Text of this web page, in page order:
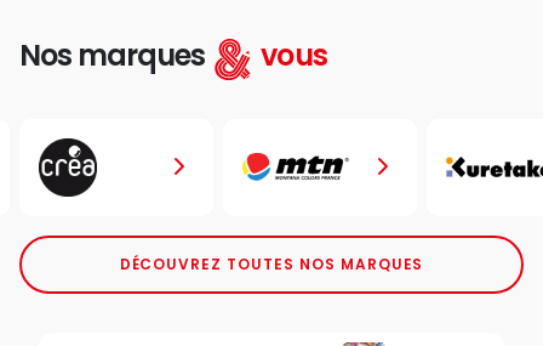
Nos marques vous
DÉCOUVREZ TOUTES NOS MARQUES